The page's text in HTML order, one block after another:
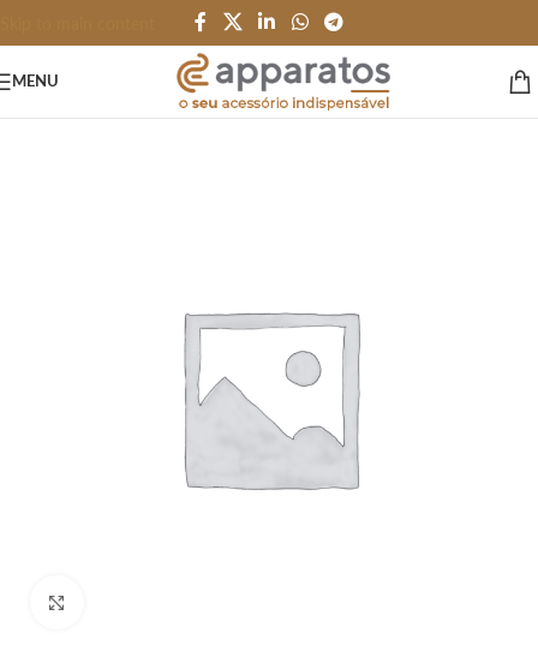
MENU
CANETAS LÁPIS e AFINS/Metal Premium